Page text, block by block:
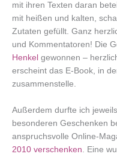
mit ihren Texten daran
mit heißen und kalten,
Zutaten gefüllt. Ganz
und Kommentatoren! Die
Henkel gewonnen –
erscheint das E-Book, in
zusammenstelle.
Außerdem durfte ich
besonderen Geschenken
anspruchsvolle Online-
2010 verschenken . Eine